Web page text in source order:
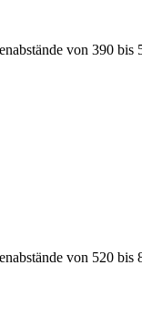
von 390 bis
von 520 bis